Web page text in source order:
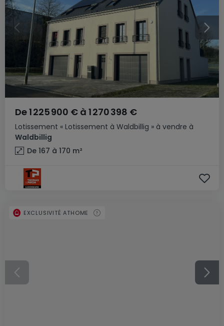
Lotissement « Lotissement à Waldbillig » à vendre à
Waldbillig
De1 225 900 € à 1 270 398 €
De 167 à 170 m²
EXCLUSIVITÉ ATHOME